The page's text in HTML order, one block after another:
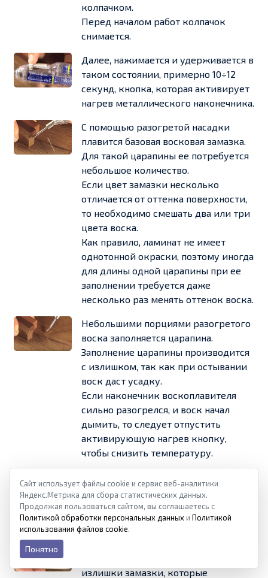
колпачком.
Перед началом работ колпачок
снимается.
Далее, нажимается и удерживается в
таком состоянии, примерно 10÷12
секунд, кнопка, которая активирует
нагрев металлического наконечника.
С помощью разогретой насадки
плавится базовая восковая замазка.
Для такой царапины ее потребуется
небольшое количество.
Если цвет замазки несколько
отличается от оттенка поверхности,
то необходимо смешать два или три
цвета воска.
Как правило, ламинат не имеет
однотонной окраски, поэтому иногда
для длины одной царапины при ее
заполнении требуется даже
несколько раз менять оттенок воска.
Небольшими порциями разогретого
воска заполняется царапина.
Заполнение царапины производится
с излишком, так как при остывании
воск даст усадку.
Если наконечник воскоплавителя
сильно разогрелся, и воск начал
дымить, то следует отпустить
активирующую нагрев кнопку,
чтобы снизить температуру.
определенного оттенка, рабочий
наконечник необходимо очищать с
помощью чистой салфетки.
излишки замазки, которые
Сайт использует файлы cookie и сервис веб-аналитики
Яндекс.Метрика для сбора статистических данных.
Продолжая пользоваться сайтом, вы соглашаетесь с
Политикой обработки персональных данных и Политикой
использования файлов cookie.
Понятно